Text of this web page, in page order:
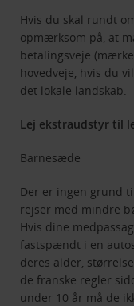
Hvis du skal rundt
opmærksom på, at
betalingsveje
hovedveje, hvis du
det lokale landskab.
Lej ekstraudstyr til
Barnesæde
Der er ingen grund
rejser med mindre
Hvis dine
fastspændt i en
deres alder,
de franske regler
under 10 år må de